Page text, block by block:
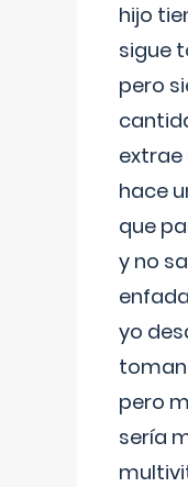
hijo
sigue
pero
hace
que
y no
yo
pero
sería